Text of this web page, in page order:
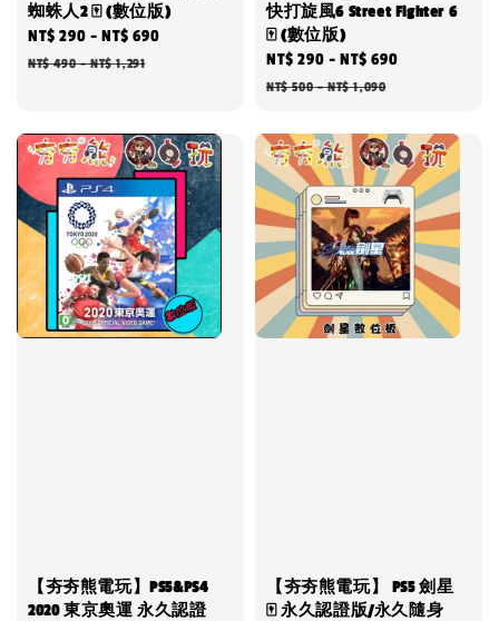
蜘蛛人2 🀄 (數位版)
Sale
price
NT$ 290 -NT$ 690
NT$ 490-NT$ 1,291
快打旋風6 Street Fighter 6
🀄 (數位版)
Sale
price
NT$ 290 -NT$ 690
NT$ 500-NT$ 1,090
【夯夯熊電玩】PS5&PS4
2020 東京奧運 永久認證
【夯夯熊電玩】 PS5 劍星
🀄 永久認證版/永久隨身